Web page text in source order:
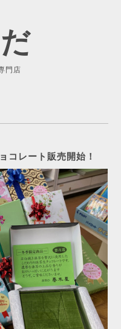
門店
コレート販売開始！